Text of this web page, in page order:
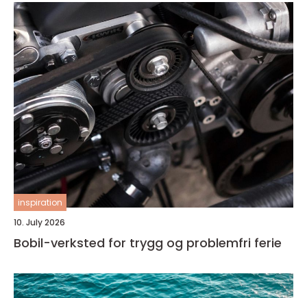
inspiration
10. July 2026
Bobil-verksted for trygg og problemfri ferie